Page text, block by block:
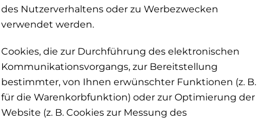
des Nutzerverhaltens oder zu Werbezwecken
verwendet werden.
Cookies, die zur Durchführung des elektronischen
Kommunikationsvorgangs, zur Bereitstellung
bestimmter, von Ihnen erwünschter Funktionen (z. B.
für die Warenkorbfunktion) oder zur Optimierung der
Website (z. B. Cookies zur Messung des